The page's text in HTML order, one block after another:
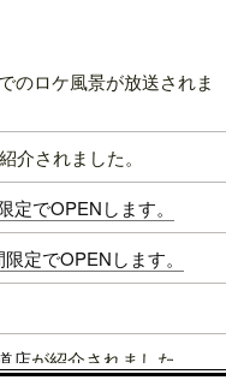
のロケ風景が放送されま
介されました。
でOPENします。
定でOPENします。
店が紹介されました。